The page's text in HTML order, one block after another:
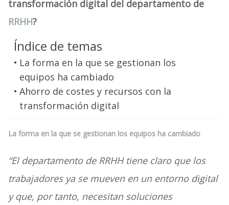
transformación digital del departamento de
RRHH?
Índice de temas
La forma en la que se gestionan los
equipos ha cambiado
Ahorro de costes y recursos con la
transformación digital
La forma en la que se gestionan los equipos ha cambiado
“El departamento de RRHH tiene claro que los
trabajadores ya se mueven en un entorno digital
y que, por tanto, necesitan soluciones